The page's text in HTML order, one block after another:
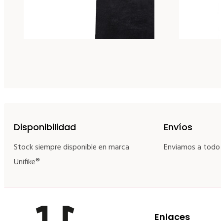
Disponibilidad
Stock siempre disponible en marca
Unifike®
Envíos
Enviamos a
Enlaces